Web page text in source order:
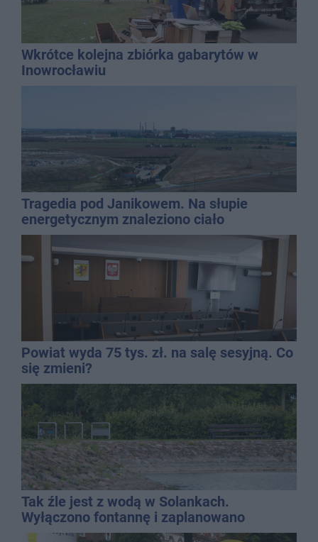
Wkrótce kolejna zbiórka gabarytów w
Inowrocławiu
Tragedia pod Janikowem. Na słupie
energetycznym znaleziono ciało
mężczyzny
Powiat wyda 75 tys. zł. na salę sesyjną. Co
się zmieni?
Tak źle jest z wodą w Solankach.
Wyłączono fontannę i zaplanowano
dolewkę